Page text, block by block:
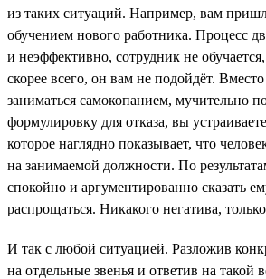
из таких ситуаций. Например, вам
обучением нового работника. Процесс
и неэффективно, сотрудник не
скорее всего, он вам не подойдёт.
заниматься самокопанием, мучительно
формулировку для отказа, вы
которое наглядно показывает, что
на занимаемой должности. По
спокойно и аргументированно сказать
распрощаться. Никакого негатива,
И так с любой ситуацией. Разложив
на отдельные звенья и ответив на такой